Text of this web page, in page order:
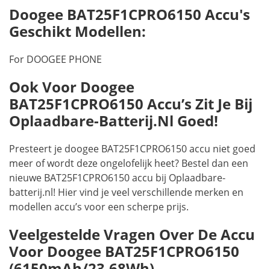
Doogee BAT25F1CPRO6150 Accu's
Geschikt Modellen:
For DOOGEE PHONE
Ook Voor Doogee
BAT25F1CPRO6150 Accu’s Zit Je Bij
Oplaadbare-Batterij.nl Goed!
Presteert je doogee BAT25F1CPRO6150 accu niet goed
meer of wordt deze ongelofelijk heet? Bestel dan een
nieuwe BAT25F1CPRO6150 accu bij Oplaadbare-
batterij.nl! Hier vind je veel verschillende merken en
modellen accu’s voor een scherpe prijs.
Veelgestelde Vragen Over De Accu
Voor Doogee BAT25F1CPRO6150